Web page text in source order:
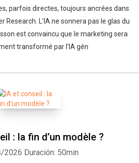
parfois directes, toujours ancrées dans
Research. L’IA ne sonnera pas le glas du
est convaincu que le marketing sera
transformé par l’IA gén
: la fin d’un modèle ?
2026 Duración: 50min